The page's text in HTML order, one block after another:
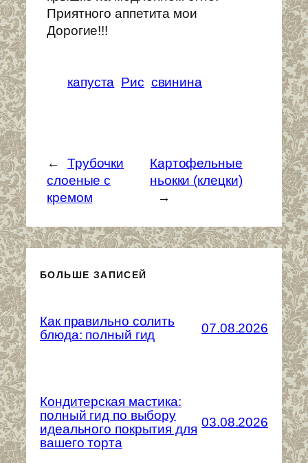
Приятного аппетита мои
Дорогие!!!
капуста Рис свинина
←
Трубочки
слоеные с
кремом
Картофельные
ньокки (клецки)
→
БОЛЬШЕ ЗАПИСЕЙ
Как правильно солить
блюда: полный гид
07.08.2026
Кондитерская мастика:
полный гид по выбору
идеального покрытия для
вашего торта
03.08.2026